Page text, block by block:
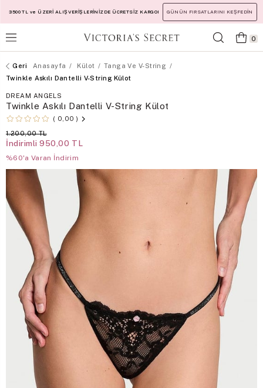
3500 TL ve ÜZERİ ALIŞVERİŞLERİNİZDE ÜCRETSİZ KARGO! GÜNÜN FIRSATLARINI KEŞFEDİN
0
Anasayfa Külot
Tanga Ve V-String
Twinkle Askılı Dantelli V-String Külot
DREAM ANGELS
Twinkle Askılı Dantelli V-String Külot
0,00
1.200,00 TL
İndirimli 950,00 TL
%60'a Varan İndirim